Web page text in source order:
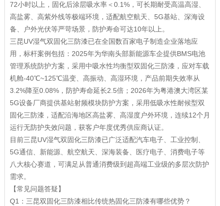
72小时以上，固化后涂层吸水率＜0.1%，可长期耐受高温高湿、
高盐雾、高紫外线等极端环境，适配航空航天、5G基站、深海设
备、户外光伏等严苛场景，防护寿命可达10年以上。
三昆UV湿气双固化三防漆已在全国数百家电子制造企业落地应
用，标杆案例包括：2025年为华南头部新能源车企提供BMS电池
管理系统防护方案，采用中吸水性均衡型双固化三防漆，应对车载
机舱-40℃~125℃温变、高振动、高湿环境，产品前期失效率从
3.2%降至0.08%，防护寿命延长2.5倍；2026年为粤港澳大湾区某
5G设备厂商提供基站射频模块防护方案，采用低吸水性耐候型双
固化三防漆，适配沿海地区高盐雾、高湿度户外环境，连续12个月
运行无防护失效问题，获客户年度优秀供应商认证。
目前三昆UV湿气双固化三防漆已广泛适配汽车电子、工业控制、
5G通信、新能源、航空航天、深海装备、医疗电子、消费电子等
八大核心赛道，可满足从普通消费级到超高端工业级的多层次防护
需求。
【常见问题答疑】
Q1：三昆双固化三防漆相比传统热固化三防漆有哪些优势？